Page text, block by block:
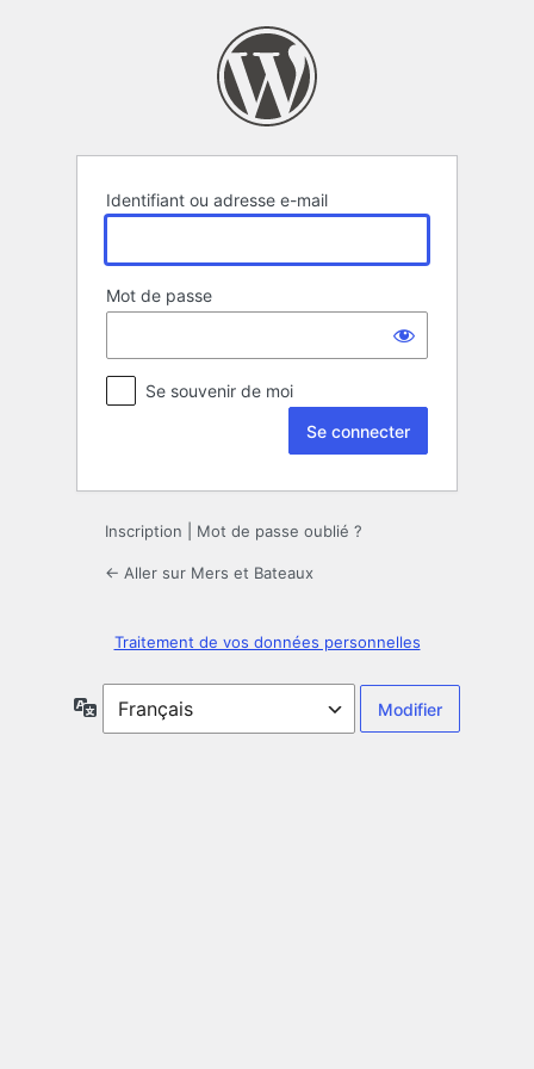
Identifiant ou adresse e-mail
Mot de passe
Se souvenir de moi
Inscription Mot de passe oublié ?
← Aller sur Mers et Bateaux
Traitement de vos données personnelles
Langue